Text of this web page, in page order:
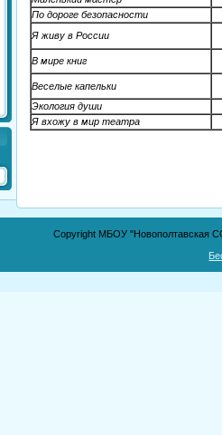
По дороге безопасности
Я живу в России
В мире книг
Веселые капельки
Экология души
Я вхожу в мир театра
Copyright МБОУ "Новополтавская